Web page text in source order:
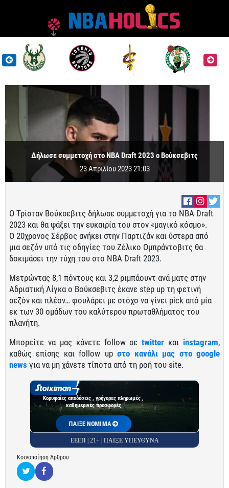
Δήλωσε συμμετοχή στο NBA Draft 2023 ο Βούκσεβιτς
23 Απριλίου 2023 21:03
Ο Τρίσταν Βούκσεβιτς δήλωσε συμμετοχή για το NBA Draft
2023 και θα ψάξει την ευκαιρία του στον «μαγικό κόσμο».
Ο 20χρονος Σέρβος ανήκει στην Παρτιζάν και ύστερα από
μια σεζόν υπό τις οδηγίες του Ζέλικο Ομπράντοβιτς θα
δοκιμάσει την τύχη του στο NBA Draft 2023.
Μετρώντας 8,1 πόντους και 3,2 ριμπάουντ ανά ματς στην
Αδριατική Λίγκα ο Βούκσεβιτς έκανε step up τη φετινή
σεζόν και πλέον… φουλάρει με στόχο να γίνει pick από μία
εκ των 30 ομάδων του καλύτερου πρωταθλήματος του
πλανήτη.
Μπορείτε να μας κάνετε follow σεtwitter και instagram,
καθώς επίσης και follow upστο κανάλι μας στο google
news για να μη χάνετε τίποτα από τη ροή του site.
Κορυφαίες αποδόσεις , γρήγορες πληρωμές ,
καθημερινές προσφορές
ΠΑΙΞΕ ΝΟΜΙΜΑ
ΕΕΕΠ | 21+ | ΠΑΙΞΕ ΥΠΕΥΘΥΝΑ
Κοινοποίηση Άρθρου